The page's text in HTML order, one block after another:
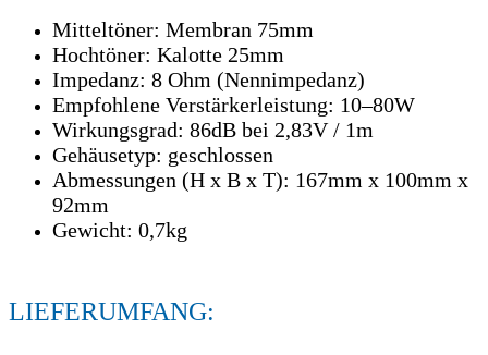
Mitteltöner: Membran 75mm
Hochtöner: Kalotte 25mm
Impedanz: 8 Ohm (Nennimpedanz)
Empfohlene Verstärkerleistung: 10–80W
Wirkungsgrad: 86dB bei 2,83V / 1m
Gehäusetyp: geschlossen
Abmessungen (H x B x T): 167mm x 100mm x
92mm
Gewicht: 0,7kg
LIEFERUMFANG: